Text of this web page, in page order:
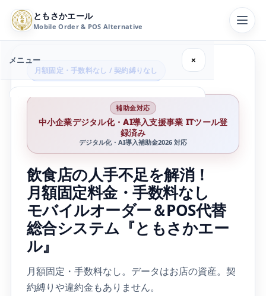
ともさかエール
Mobile Order & POS Alternative
メニュー ×
機能
料金
設備例
契約条件
FAQ
月額固定・手数料なし / 契約縛りなし
中小企業デジタル化・AI導入支援事業 ITツール登
録済み
デジタル化・AI導入補助金2026 対応
飲食店の人手不足を解消！
月額固定料金・手数料なし
モバイルオーダー＆POS代替
総合システム『ともさかエー
ル』
月額固定・手数料なし。データはお店の資産。契
約縛りや違約金もありません。